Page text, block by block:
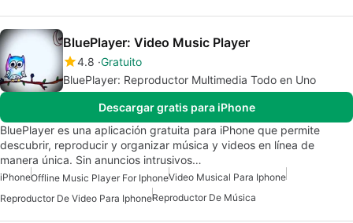
BluePlayer: Video Music Player
4.8 Gratuito
BluePlayer: Reproductor Multimedia Todo en Uno
Descargar gratis para iPhone
BluePlayer es una aplicación gratuita para iPhone que permite
descubrir, reproducir y organizar música y videos en línea de
manera única. Sin anuncios intrusivos…
iPhoneOffline Music Player For IphoneVideo Musical Para Iphone
Reproductor De Video Para IphoneReproductor De Música